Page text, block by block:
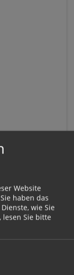
Website
haben das
wie Sie
Sie bitte